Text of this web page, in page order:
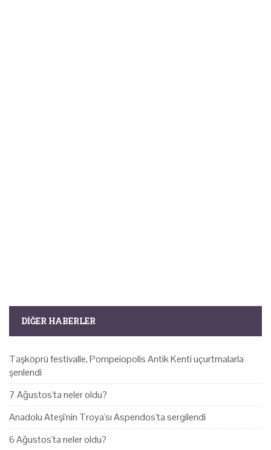
DIĞER HABERLER
Taşköprü festivalle, Pompeiopolis Antik Kenti uçurtmalarla
şenlendi
7 Ağustos'ta neler oldu?
Anadolu Ateşi'nin Troya'sı Aspendos'ta sergilendi
6 Ağustos'ta neler oldu?